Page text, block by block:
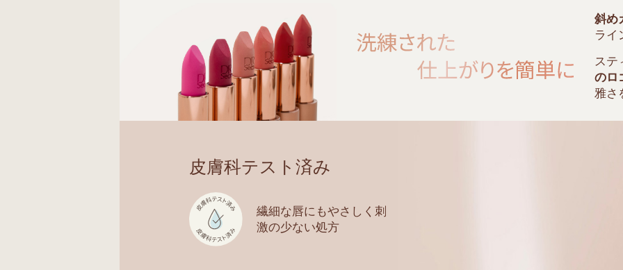
斜め
ライ
ステ
のロ
雅さ
皮膚科テスト済み
繊細な唇にもやさしく刺
激の少ない処方